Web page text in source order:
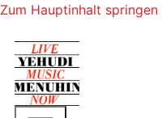
Zum Hauptinhalt springen